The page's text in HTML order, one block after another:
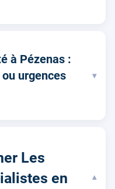
à Pézenas :
urgences
▾
Les
en
▾